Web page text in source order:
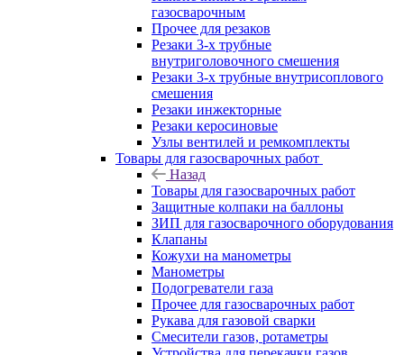
газосварочным
Прочее для резаков
Резаки 3-х трубные
внутриголовочного смешения
Резаки 3-х трубные внутрисоплового
смешения
Резаки инжекторные
Резаки керосиновые
Узлы вентилей и ремкомплекты
Товары для газосварочных работ
Назад
Товары для газосварочных работ
Защитные колпаки на баллоны
ЗИП для газосварочного оборудования
Клапаны
Кожухи на манометры
Манометры
Подогреватели газа
Прочее для газосварочных работ
Рукава для газовой сварки
Смесители газов, ротаметры